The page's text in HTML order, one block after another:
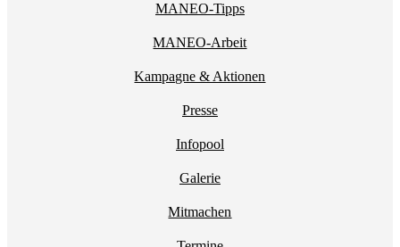
MANEO-Tipps
MANEO-Arbeit
Kampagne & Aktionen
Presse
Infopool
Galerie
Mitmachen